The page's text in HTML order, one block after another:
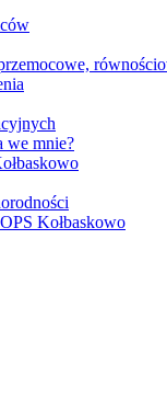
we mnie?
Kołbaskowo